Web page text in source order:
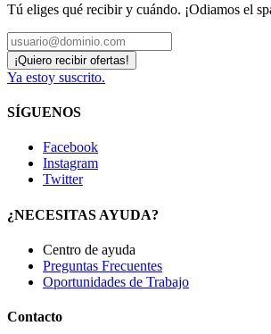
Tú eliges qué recibir y cuándo. ¡Odiamos el
Ya estoy suscrito.
SÍGUENOS
Facebook
Instagram
Twitter
¿NECESITAS AYUDA?
Centro de ayuda
Preguntas Frecuentes
Oportunidades de Trabajo
Contacto